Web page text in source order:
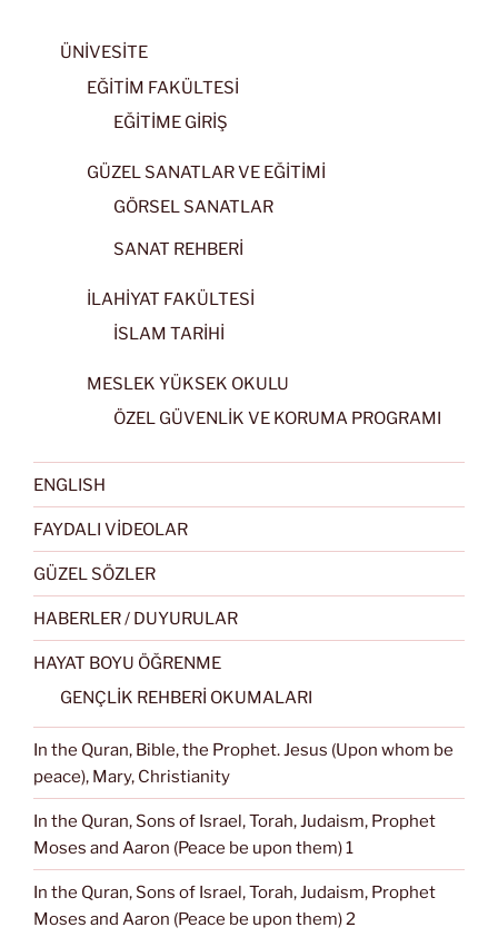
ÜNİVESİTE
EĞİTİM FAKÜLTESİ
EĞİTİME GİRİŞ
GÜZEL SANATLAR VE EĞİTİMİ
GÖRSEL SANATLAR
SANAT REHBERİ
İLAHİYAT FAKÜLTESİ
İSLAM TARİHİ
MESLEK YÜKSEK OKULU
ÖZEL GÜVENLİK VE KORUMA PROGRAMI
ENGLISH
FAYDALI VİDEOLAR
GÜZEL SÖZLER
HABERLER / DUYURULAR
HAYAT BOYU ÖĞRENME
GENÇLİK REHBERİ OKUMALARI
In the Quran, Bible, the Prophet. Jesus (Upon whom be
peace), Mary, Christianity
In the Quran, Sons of Israel, Torah, Judaism, Prophet
Moses and Aaron (Peace be upon them) 1
In the Quran, Sons of Israel, Torah, Judaism, Prophet
Moses and Aaron (Peace be upon them) 2